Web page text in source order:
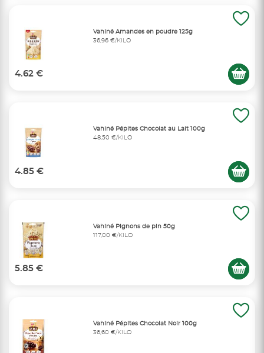
Vahiné Amandes en poudre 125g
36,96 €/KILO
4.62 €
Vahiné Pépites Chocolat au Lait 100g
48,50 €/KILO
4.85 €
Vahiné Pignons de pin 50g
117,00 €/KILO
5.85 €
Vahiné Pépites Chocolat Noir 100g
36,60 €/KILO